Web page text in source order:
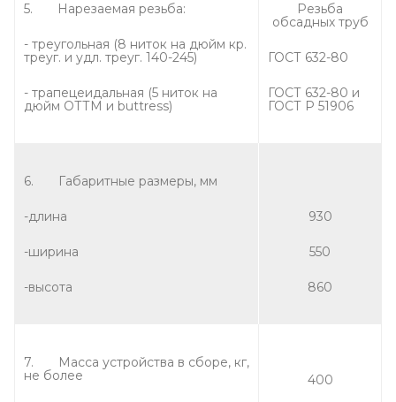
5. Нарезаемая резьба:
- треугольная (8 ниток на дюйм кр.
треуг. и удл. треуг. 140-245)
- трапецеидальная (5 ниток на
дюйм ОТТМ и buttress)
Резьба
обсадных труб
ГОСТ 632-80
ГОСТ 632-80 и
ГОСТ Р 51906
6. Габаритные размеры, мм
-длина
-ширина
-высота
930
550
860
7. Масса устройства в сборе, кг,
не более
400